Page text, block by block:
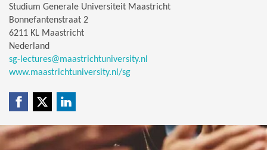
Studium Generale Universiteit Maastricht
Bonnefantenstraat 2
6211 KL Maastricht
Nederland
sg-lectures@maastrichtuniversity.nl
www.maastrichtuniversity.nl/sg